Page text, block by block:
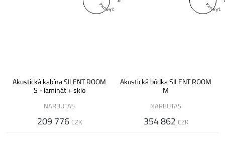
Akustická kabína SILENT ROOM
S - laminát + sklo
NARBUTAS
209 776 CZK
Akustická búdka SILENT ROOM
M
NARBUTAS
354 862 CZK